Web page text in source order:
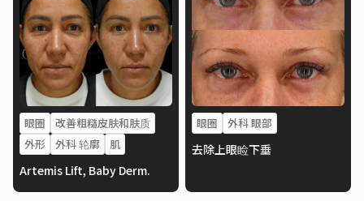
眼圈
改善粗糙皮肤和肤质
外形
外科 轮廓 肌
Artemis Lift, Baby Derm.
眼圈 外科 眼部
去除上眼睑下垂